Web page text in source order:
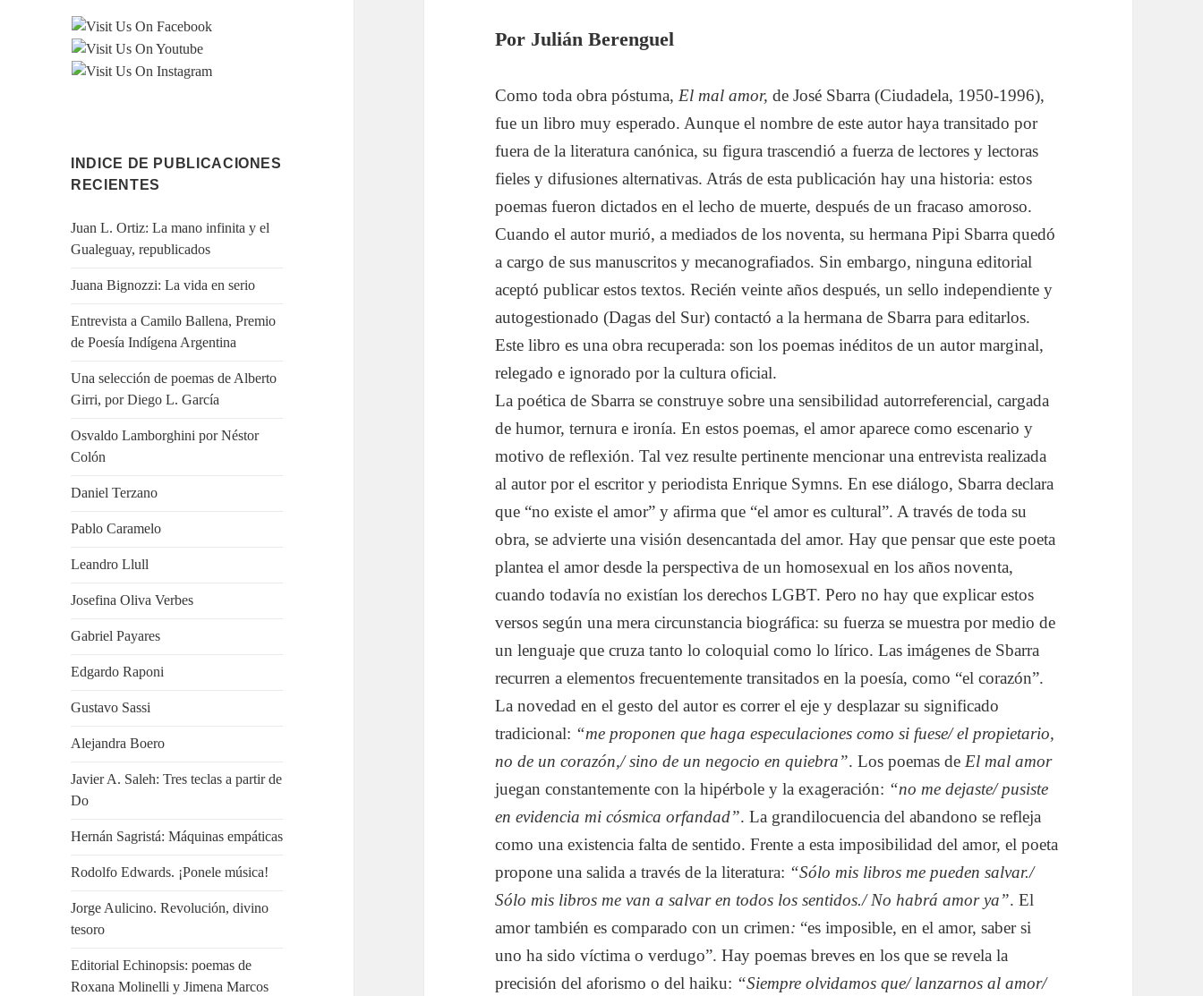
INDICE DE PUBLICACIONES
RECIENTES
Juan L. Ortiz: La mano infinita y el
Gualeguay, republicados
Juana Bignozzi: La vida en serio
Entrevista a Camilo Ballena, Premio
de Poesía Indígena Argentina
Una selección de poemas de Alberto
Girri, por Diego L. García
Osvaldo Lamborghini por Néstor
Colón
Daniel Terzano
Pablo Caramelo
Leandro Llull
Josefina Oliva Verbes
Gabriel Payares
Edgardo Raponi
Gustavo Sassi
Alejandra Boero
Javier A. Saleh: Tres teclas a partir de
Do
Hernán Sagristá: Máquinas empáticas
Rodolfo Edwards. ¡Ponele música!
Jorge Aulicino. Revolución, divino
tesoro
Editorial Echinopsis: poemas de
Roxana Molinelli y Jimena Marcos
Por Julián Berenguel
Como toda obra póstuma, El mal amor,de José Sbarra (Ciudadela, 1950-1996),
fue un libro muy esperado. Aunque el nombre de este autor haya transitado por
fuera de la literatura canónica, su figura trascendió a fuerza de lectores y lectoras
fieles y difusiones alternativas. Atrás de esta publicación hay una historia: estos
poemas fueron dictados en el lecho de muerte, después de un fracaso amoroso.
Cuando el autor murió, a mediados de los noventa, su hermana Pipi Sbarra quedó
a cargo de sus manuscritos y mecanografiados. Sin embargo, ninguna editorial
aceptó publicar estos textos. Recién veinte años después, un sello independiente y
autogestionado (Dagas del Sur) contactó a la hermana de Sbarra para editarlos.
Este libro es una obra recuperada: son los poemas inéditos de un autor marginal,
relegado e ignorado por la cultura oficial.
La poética de Sbarra se construye sobre una sensibilidad autorreferencial, cargada
de humor, ternura e ironía. En estos poemas, el amor aparece como escenario y
motivo de reflexión. Tal vez resulte pertinente mencionar una entrevista realizada
al autor por el escritor y periodista Enrique Symns. En ese diálogo, Sbarra declara
que “no existe el amor” y afirma que “el amor es cultural”. A través de toda su
obra, se advierte una visión desencantada del amor. Hay que pensar que este poeta
plantea el amor desde la perspectiva de un homosexual en los años noventa,
cuando todavía no existían los derechos LGBT. Pero no hay que explicar estos
versos según una mera circunstancia biográfica: su fuerza se muestra por medio de
un lenguaje que cruza tanto lo coloquial como lo lírico. Las imágenes de Sbarra
recurren a elementos frecuentemente transitados en la poesía, como “el corazón”.
La novedad en el gesto del autor es correr el eje y desplazar su significado
tradicional: “me proponen que haga especulaciones como si fuese/ el propietario,
no de un corazón,/ sino de un negocio en quiebra”. Los poemas de El mal amor
juegan constantemente con la hipérbole y la exageración: “no me dejaste/ pusiste
en evidencia mi cósmica orfandad”. La grandilocuencia del abandono se refleja
como una existencia falta de sentido. Frente a esta imposibilidad del amor, el poeta
propone una salida a través de la literatura: “Sólo mis libros me pueden salvar./
Sólo mis libros me van a salvar en todos los sentidos./ No habrá amor ya”. El
amor también es comparado con un crimen: “es imposible, en el amor, saber si
uno ha sido víctima o verdugo”. Hay poemas breves en los que se revela la
precisión del aforismo o del haiku: “Siempre olvidamos que/ lanzarnos al amor/